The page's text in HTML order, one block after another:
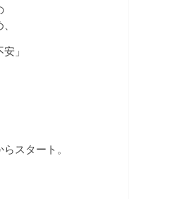
」
スタート。